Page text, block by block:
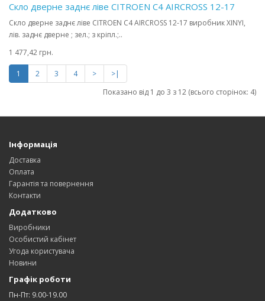
Скло дверне заднє ліве CITROEN C4 AIRCROSS 12-17
Скло дверне заднє ліве CITROEN C4 AIRCROSS 12-17 виробник XINYI,
лів. заднє дверне ; зел.; з кріпл.;..
1 477,42 грн.
1 2 3 4 >
>|
Показано від 1 до 3 з 12 (всього сторінок: 4)
Інформація
Доставка
Оплата
Гарантія та повернення
Контакти
Додатково
Виробники
Особистий кабінет
Угода користувача
Новини
Графік роботи
Пн-Пт: 9.00-19.00